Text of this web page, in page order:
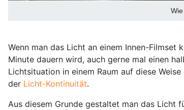
Wenn man das Licht an einem Innen-
Minute dauern wird, auch gerne mal einen
Lichtsituation in einem Raum auf diese
der Licht-Kontinuität.
Aus diesem Grunde gestaltet man das Licht